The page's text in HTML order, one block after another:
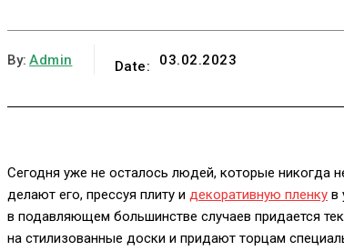
By: Admin Date: 03.02.2023
Сегодня уже не осталось людей, которые никогда
делают его, прессуя плиту и декоративную пленку в
в подавляющем большинстве случаев придается
на стилизованные доски и придают торцам